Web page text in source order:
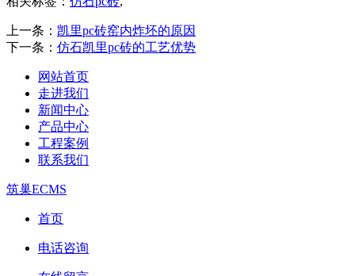
上一条： 凯里pc砖窑内炸坯的原因
下一条： 仿石凯里pc砖的工艺优势
网站首页
走进我们
新闻中心
产品中心
工程案例
联系我们
筑巢ECMS
首页
电话咨询